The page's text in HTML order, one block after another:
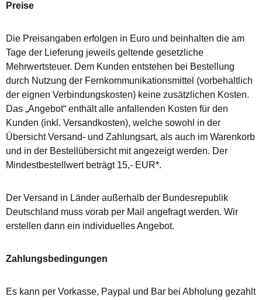
Preise
Die Preisangaben erfolgen in Euro und beinhalten die am
Tage der Lieferung jeweils geltende gesetzliche
Mehrwertsteuer. Dem Kunden entstehen bei Bestellung
durch Nutzung der Fernkommunikationsmittel (vorbehaltlich
der eignen Verbindungskosten) keine zusätzlichen Kosten.
Das „Angebot“ enthält alle anfallenden Kosten für den
Kunden (inkl. Versandkosten), welche sowohl in der
Übersicht Versand- und Zahlungsart, als auch im Warenkorb
und in der Bestellübersicht mit angezeigt werden. Der
Mindestbestellwert beträgt 15,- EUR*.
Der Versand in Länder außerhalb der Bundesrepublik
Deutschland muss vorab per Mail angefragt werden. Wir
erstellen dann ein individuelles Angebot.
Zahlungsbedingungen
Es kann per Vorkasse, Paypal und Bar bei Abholung gezahlt